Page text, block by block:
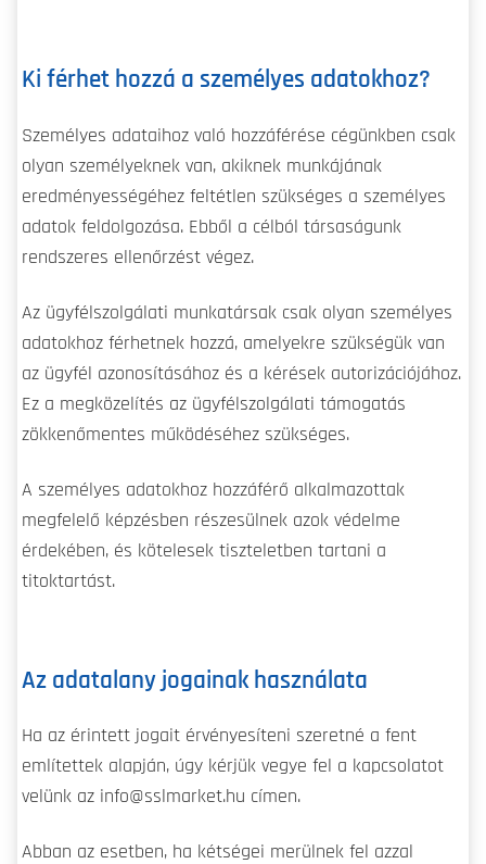
Ki férhet hozzá a személyes adatokhoz?
Személyes adataihoz való hozzáférése cégünkben csak
olyan személyeknek van, akiknek munkájának
eredményességéhez feltétlen szükséges a személyes
adatok feldolgozása. Ebből a célból társaságunk
rendszeres ellenőrzést végez.
Az ügyfélszolgálati munkatársak csak olyan személyes
adatokhoz férhetnek hozzá, amelyekre szükségük van
az ügyfél azonosításához és a kérések autorizációjához.
Ez a megközelítés az ügyfélszolgálati támogatás
zökkenőmentes működéséhez szükséges.
A személyes adatokhoz hozzáférő alkalmazottak
megfelelő képzésben részesülnek azok védelme
érdekében, és kötelesek tiszteletben tartani a
titoktartást.
Az adatalany jogainak használata
Ha az érintett jogait érvényesíteni szeretné a fent
említettek alapján, úgy kérjük vegye fel a kapcsolatot
velünk az info@sslmarket.hu címen.
Abban az esetben, ha kétségei merülnek fel azzal